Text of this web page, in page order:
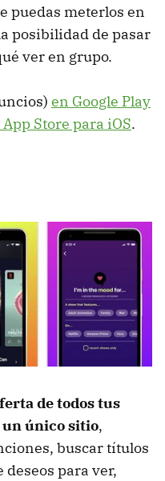
puedas meterlos en
posibilidad de pasar
ver en grupo.
en Google Play
Store para iOS.
de todos tus
único sitio,
buscar títulos
para ver,